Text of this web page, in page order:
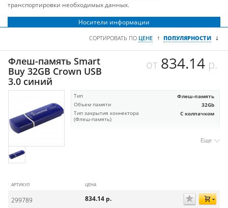
транспортировки необходимых данных.
Носители информации
СОРТИРОВАТЬ ПО ЦЕНЕ ↑ ПОПУЛЯРНОСТИ ↓
Флеш-память Smart
Buy 32GB Crown USB
3.0 синий
от 834.14р.
Тип Флеш-память
Объем памяти 32Gb
Тип закрытия коннектора
(Флеш-память)
С колпачком
Еще
АРТИКУЛ ЦЕНА
299789 834.14 р.